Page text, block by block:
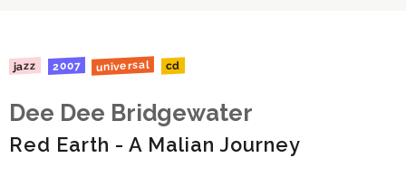
jazz 2007 universal cd
Dee Dee Bridgewater
Red Earth - A Malian Journey